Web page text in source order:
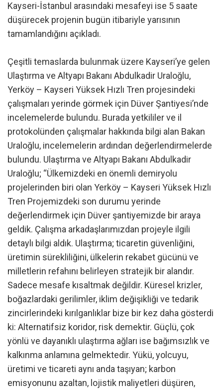
Kayseri-İstanbul arasındaki mesafeyi ise 5 saate
düşürecek projenin bugün itibariyle yarısının
tamamlandığını açıkladı.
Çeşitli temaslarda bulunmak üzere Kayseri’ye gelen
Ulaştırma ve Altyapı Bakanı Abdulkadir Uraloğlu,
Yerköy – Kayseri Yüksek Hızlı Tren projesindeki
çalışmaları yerinde görmek için Düver Şantiyesi’nde
incelemelerde bulundu. Burada yetkililer ve il
protokolünden çalışmalar hakkında bilgi alan Bakan
Uraloğlu, incelemelerin ardından değerlendirmelerde
bulundu. Ulaştırma ve Altyapı Bakanı Abdulkadir
Uraloğlu; “Ülkemizdeki en önemli demiryolu
projelerinden biri olan Yerköy – Kayseri Yüksek Hızlı
Tren Projemizdeki son durumu yerinde
değerlendirmek için Düver şantiyemizde bir araya
geldik. Çalışma arkadaşlarımızdan projeyle ilgili
detaylı bilgi aldık. Ulaştırma; ticaretin güvenliğini,
üretimin sürekliliğini, ülkelerin rekabet gücünü ve
milletlerin refahını belirleyen stratejik bir alandır.
Sadece mesafe kısaltmak değildir. Küresel krizler,
boğazlardaki gerilimler, iklim değişikliği ve tedarik
zincirlerindeki kırılganlıklar bize bir kez daha gösterdi
ki: Alternatifsiz koridor, risk demektir. Güçlü, çok
yönlü ve dayanıklı ulaştırma ağları ise bağımsızlık ve
kalkınma anlamına gelmektedir. Yükü, yolcuyu,
üretimi ve ticareti aynı anda taşıyan; karbon
emisyonunu azaltan, lojistik maliyetleri düşüren,